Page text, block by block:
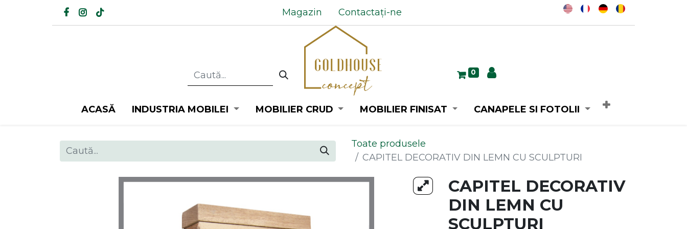
Magazin Contactați-ne
0
ACASĂ INDUSTRIA MOBILEI MOBILIER CRUD MOBILIER FINISAT CANAPELE SI FOTOLII
Toate produsele
CAPITEL DECORATIV DIN LEMN CU SCULPTURI
CAPITEL DECORATIV
DIN LEMN CU
SCULPTURI